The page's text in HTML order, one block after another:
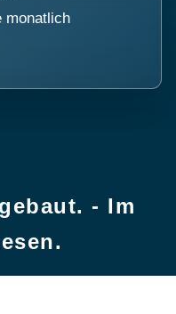
monatlich
- Im